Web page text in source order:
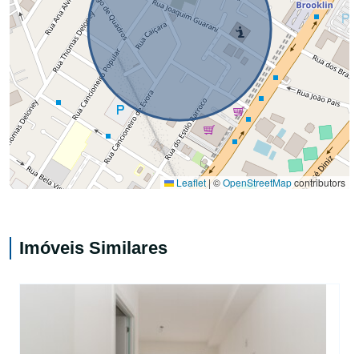
Leaflet |©OpenStreetMapcontributors
Imóveis Similares